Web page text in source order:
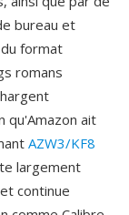
bureau et
format
romans
qu'Amazon ait
AZW3/KF8
largement
continue